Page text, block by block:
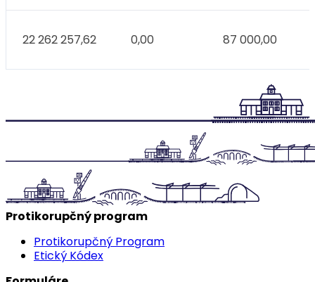
22 262 257,62 0,00 87 000,00
Protikorupčný program
Protikorupčný Program
Etický Kódex